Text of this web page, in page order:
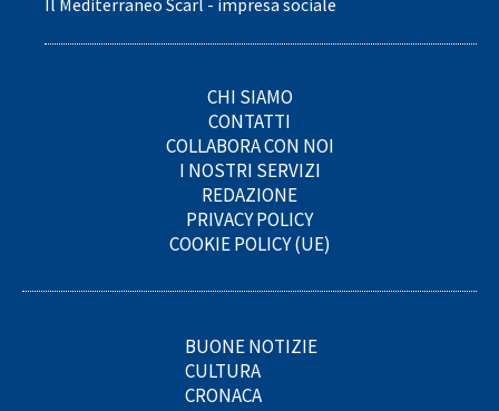
Il Mediterraneo Scarl - impresa sociale
CHI SIAMO
CONTATTI
COLLABORA CON NOI
I NOSTRI SERVIZI
REDAZIONE
PRIVACY POLICY
COOKIE POLICY (UE)
BUONE NOTIZIE
CULTURA
CRONACA